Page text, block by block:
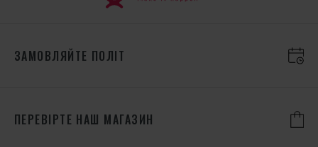
ЗАМОВЛЯЙТЕ ПОЛІТ
ПЕРЕВІРТЕ НАШ МАГАЗИН